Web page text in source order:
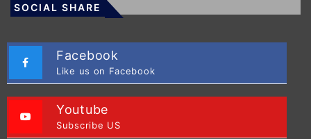
SOCIAL SHARE
Facebook
Like us on Facebook
Youtube
Subscribe US